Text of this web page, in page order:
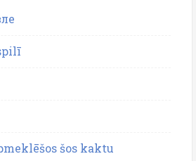
šos kaktu